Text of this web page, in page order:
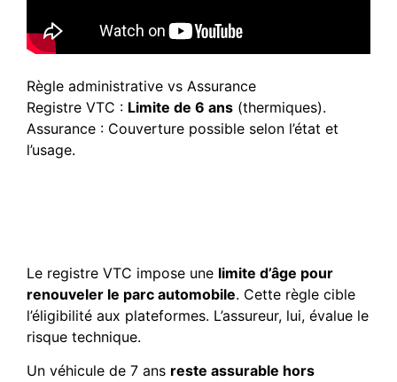
Règle administrative vs Assurance
Registre VTC : Limite de 6 ans (thermiques).
Assurance : Couverture possible selon l’état et
l’usage.
Le registre VTC impose une limite d’âge pour
renouveler le parc automobile. Cette règle cible
l’éligibilité aux plateformes. L’assureur, lui, évalue le
risque technique.
Un véhicule de 7 ans reste assurable hors